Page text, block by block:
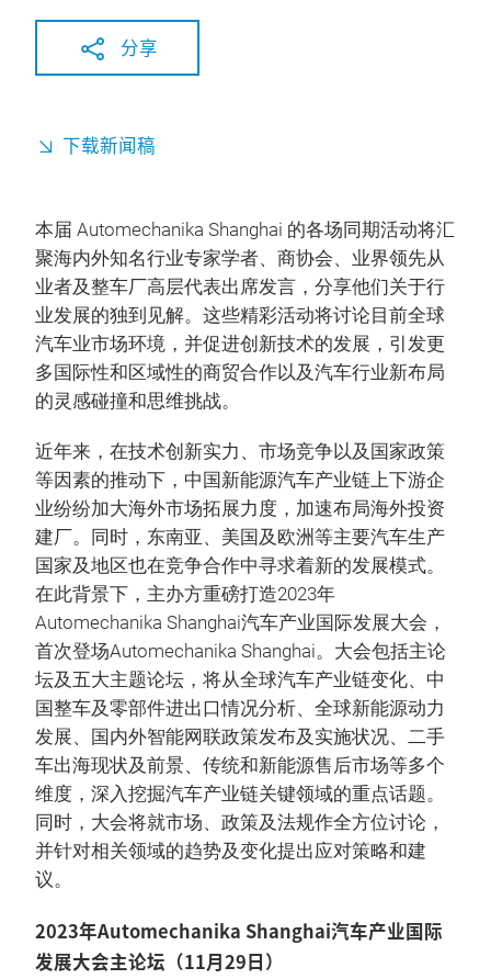
分享
下载新闻稿
本届 Automechanika Shanghai 的各场同期活动将汇
聚海内外知名行业专家学者、商协会、业界领先从
业者及整车厂高层代表出席发言，分享他们关于行
业发展的独到见解。这些精彩活动将讨论目前全球
汽车业市场环境，并促进创新技术的发展，引发更
多国际性和区域性的商贸合作以及汽车行业新布局
的灵感碰撞和思维挑战。
近年来，在技术创新实力、市场竞争以及国家政策
等因素的推动下，中国新能源汽车产业链上下游企
业纷纷加大海外市场拓展力度，加速布局海外投资
建厂。同时，东南亚、美国及欧洲等主要汽车生产
国家及地区也在竞争合作中寻求着新的发展模式。
在此背景下，主办方重磅打造2023年
Automechanika Shanghai汽车产业国际发展大会，
首次登场Automechanika Shanghai。大会包括主论
坛及五大主题论坛，将从全球汽车产业链变化、中
国整车及零部件进出口情况分析、全球新能源动力
发展、国内外智能网联政策发布及实施状况、二手
车出海现状及前景、传统和新能源售后市场等多个
维度，深入挖掘汽车产业链关键领域的重点话题。
同时，大会将就市场、政策及法规作全方位讨论，
并针对相关领域的趋势及变化提出应对策略和建
议。
2023年Automechanika Shanghai汽车产业国际
发展大会主论坛（11月29日）